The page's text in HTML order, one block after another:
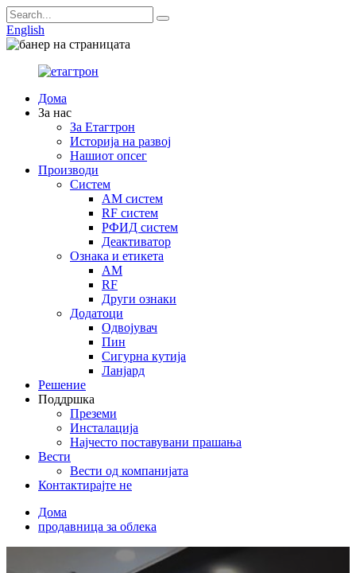
English
Дома
За нас
За Етагтрон
Историја на развој
Нашиот опсег
Производи
Систем
AM систем
RF систем
РФИД систем
Деактиватор
Ознака и етикета
AM
RF
Други ознаки
Додатоци
Одвојувач
Пин
Сигурна кутија
Ланјард
Решение
Поддршка
Преземи
Инсталација
Најчесто поставувани прашања
Вести
Вести од компанијата
Контактирајте не
Дома
продавница за облека